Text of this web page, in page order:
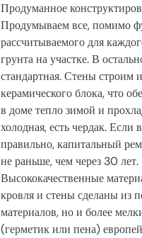
Продуманное
Продумываем все, помимо
рассчитываемого для
грунта на участке. В
стандартная. Стены строим
керамического блока, что
в доме тепло зимой и
холодная, есть чердак. Если
правильно, капитальный
не раньше, чем через 30 лет.
Высококачественные
кровля и стены сделаны из
материалов, но и более
(герметик или пена)